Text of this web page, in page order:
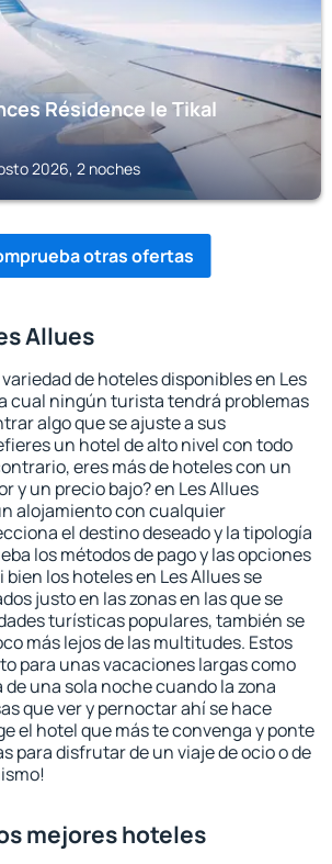
Résidence le Tikal
2026, 2 noches
otras ofertas
Allues
de hoteles disponibles en Les
cual ningún turista tendrá problemas
algo que se ajuste a sus
un hotel de alto nivel con todo
eres más de hoteles con un
y un precio bajo? en Les Allues
alojamiento con cualquier
el destino deseado y la tipología
los métodos de pago y las opciones
los hoteles en Les Allues se
justo en las zonas en las que se
turísticas populares, también se
más lejos de las multitudes. Estos
para unas vacaciones largas como
una sola noche cuando la zona
que ver y pernoctar ahí se hace
el hotel que más te convenga y ponte
para disfrutar de un viaje de ocio o de
mejores hoteles